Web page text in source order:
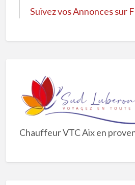
Suivez vos Annonces sur
Chauffeur VTC Aix en